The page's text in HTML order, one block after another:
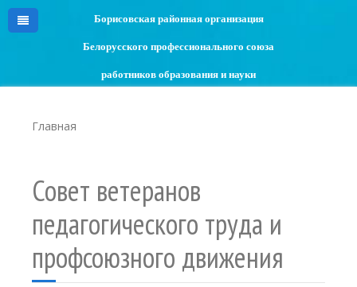
Борисовская районная организация
Белорусского профессионального союза
работников образования и науки
Главная
Совет ветеранов
педагогического труда и
профсоюзного движения